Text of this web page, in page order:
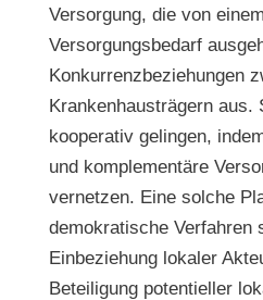
Versorgung, die von
Versorgungsbedarf
Konkurrenzbeziehungen
Krankenhausträgern aus.
kooperativ gelingen,
und komplementäre
vernetzen. Eine solche
demokratische Verfahren
Einbeziehung lokaler
Beteiligung potentieller